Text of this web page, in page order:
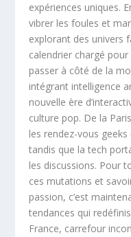
expériences uniques.
vibrer les foules et
explorant des univers
calendrier chargé
passer à côté de la
intégrant intelligence
nouvelle ère
culture pop. De la
les rendez-vous geeks
tandis que la tech
les discussions. Pour
ces mutations et
passion, c’est
tendances qui
France, carrefour